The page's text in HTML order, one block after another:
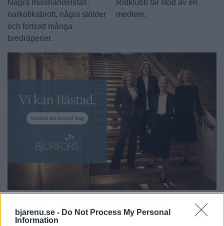
bjarenu.se - Do Not Process My Personal
Information
Några misshandelsfall,
narkotikabrott, några stölder
och fortsatt många
bredrägerier.
Ridklubb får stöd av en
medlem.